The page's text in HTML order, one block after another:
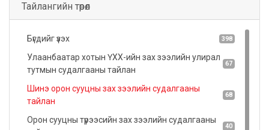
Тайлангийн төрөл
Бүгдийг үзэх 398
Улаанбаатар хотын ҮХХ-ийн зах зээлийн улирал
тутмын судалгааны тайлан
67
Шинэ орон сууцны зах зээлийн судалгааны
тайлан
68
Орон сууцны түрээсийн зах зээлийн судалгааны
40